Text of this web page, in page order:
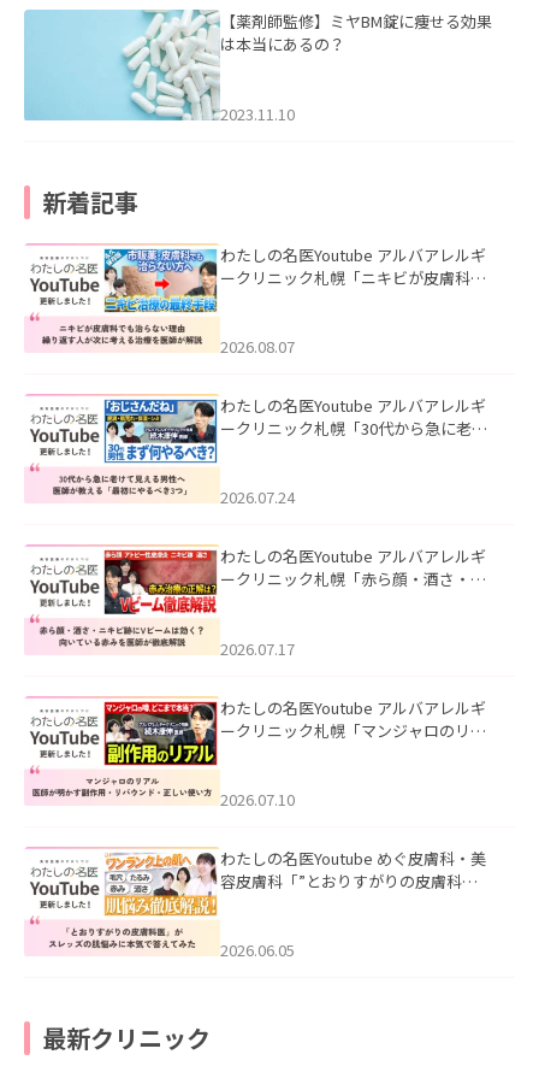
【薬剤師監修】ミヤBM錠に痩せる効果
は本当にあるの？
2023.11.10
新着記事
わたしの名医Youtube アルバアレルギ
ークリニック札幌「ニキビが皮膚科で
ました。
2026.08.07
わたしの名医Youtube アルバアレルギ
ークリニック札幌「30代から急に老け
た。
2026.07.24
わたしの名医Youtube アルバアレルギ
ークリニック札幌「赤ら顔・酒さ・ニ
した。
2026.07.17
わたしの名医Youtube アルバアレルギ
ークリニック札幌「マンジャロのリア
た。
2026.07.10
わたしの名医Youtube めぐ皮膚科・美
容皮膚科「”とおりすがりの皮膚科
2026.06.05
最新クリニック